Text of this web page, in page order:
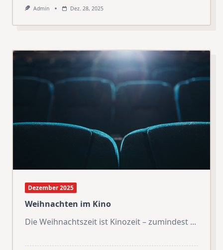
Admin Dez. 28, 2025
Dezember 2025
Weihnachten im Kino
Die Weihnachtszeit ist Kinozeit – zumindest ...